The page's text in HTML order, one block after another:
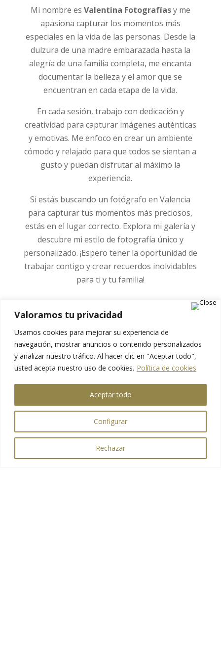
Valoramos tu privacidad
Usamos cookies para mejorar su experiencia de
navegación, mostrar anuncios o contenido personalizados
y analizar nuestro tráfico. Al hacer clic en "Aceptar todo",
usted acepta nuestro uso de cookies. Política de cookies
Configurar
Rechazar
Aceptar todo
Mi nombre es Valentina Fotografíasy me
apasiona capturar los momentos más
especiales en la vida de las personas. Desde la
dulzura de una madre embarazada hasta la
alegría de una familia completa, me encanta
documentar la belleza y el amor que se
encuentran en cada etapa de la vida.
En cada sesión, trabajo con dedicación y
creatividad para capturar imágenes auténticas
y emotivas. Me enfoco en crear un ambiente
cómodo y relajado para que todos se sientan a
gusto y puedan disfrutar al máximo la
experiencia.
Si estás buscando un fotógrafo en Valencia
para capturar tus momentos más preciosos,
estás en el lugar correcto. Explora mi galería y
descubre mi estilo de fotografía único y
personalizado. ¡Espero tener la oportunidad de
trabajar contigo y crear recuerdos inolvidables
para ti y tu familia!